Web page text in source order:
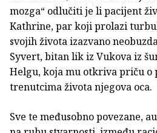
mozga“ odlučiti je li pacijent
Kathrine, par koji prolazi
svojih života izazvano
Syvert, bitan lik iz Vukova iz
Helgu, koja mu otkriva priču o
trenutcima života njegova oca.
Sve te međusobno povezane,